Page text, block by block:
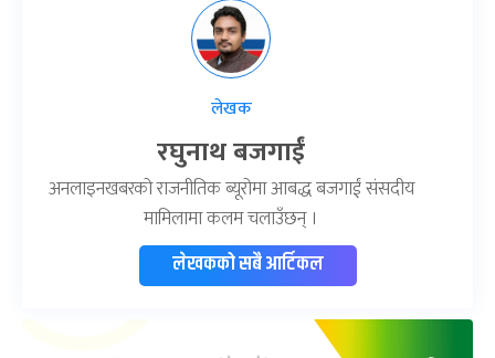
लेखक
रघुनाथ बजगाईं
अनलाइनखबरको राजनीतिक ब्यूरोमा आबद्ध बजगाईं संसदीय
मामिलामा कलम चलाउँछन् ।
लेखकको सबै आर्टिकल